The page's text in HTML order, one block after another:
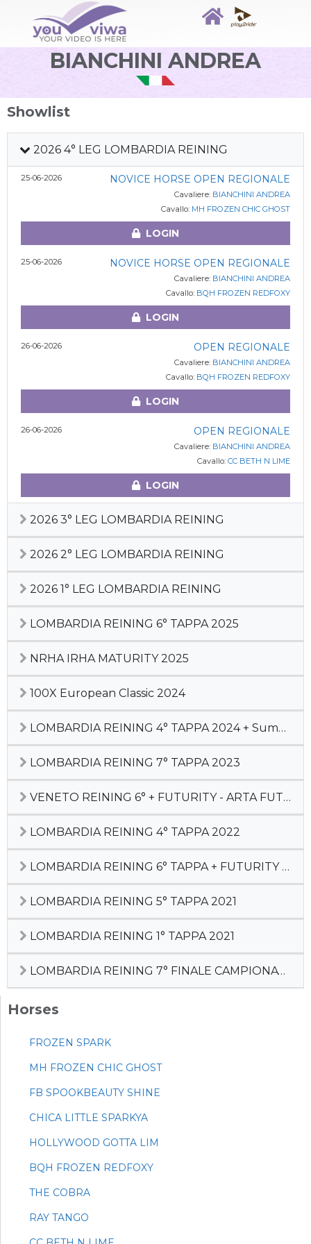
BIANCHINI ANDREA
Showlist
2026 4° LEG LOMBARDIA REINING
25-06-2026 NOVICE HORSE OPEN REGIONALE
Cavaliere: BIANCHINI ANDREA
Cavallo: MH FROZEN CHIC GHOST
LOGIN
25-06-2026 NOVICE HORSE OPEN REGIONALE
Cavaliere: BIANCHINI ANDREA
Cavallo: BQH FROZEN REDFOXY
LOGIN
26-06-2026 OPEN REGIONALE
Cavaliere: BIANCHINI ANDREA
Cavallo: BQH FROZEN REDFOXY
LOGIN
26-06-2026 OPEN REGIONALE
Cavaliere: BIANCHINI ANDREA
Cavallo: CC BETH N LIME
LOGIN
2026 3° LEG LOMBARDIA REINING
2026 2° LEG LOMBARDIA REINING
2026 1° LEG LOMBARDIA REINING
LOMBARDIA REINING 6° TAPPA 2025
NRHA IRHA MATURITY 2025
100X European Classic 2024
LOMBARDIA REINING 4° TAPPA 2024 + Summer Cactus
LOMBARDIA REINING 7° TAPPA 2023
VENETO REINING 6° + FUTURITY - ARTA FUTURITY - LOMBARDIA REINING 6° TAPPA 2022
LOMBARDIA REINING 4° TAPPA 2022
LOMBARDIA REINING 6° TAPPA + FUTURITY LR 2021
LOMBARDIA REINING 5° TAPPA 2021
LOMBARDIA REINING 1° TAPPA 2021
LOMBARDIA REINING 7° FINALE CAMPIONATO REGIONALE + FUTURITY REGIONALE
Horses
FROZEN SPARK
MH FROZEN CHIC GHOST
FB SPOOKBEAUTY SHINE
CHICA LITTLE SPARKYA
HOLLYWOOD GOTTA LIM
BQH FROZEN REDFOXY
THE COBRA
RAY TANGO